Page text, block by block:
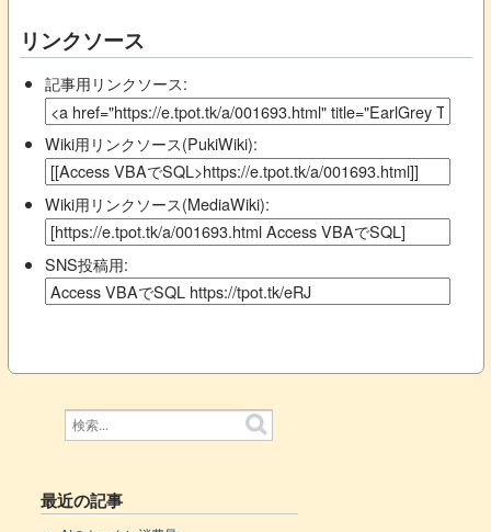
リンクソース
記事用リンクソース:
Wiki用リンクソース(PukiWiki):
Wiki用リンクソース(MediaWiki):
SNS投稿用:
最近の記事